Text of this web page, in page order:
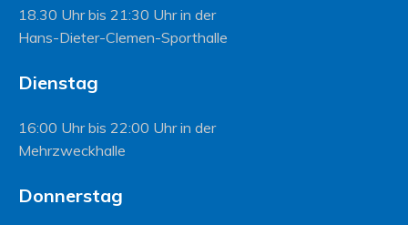
18.30 Uhr bis 21:30 Uhr in der
Hans-Dieter-Clemen-Sporthalle
Dienstag
16:00 Uhr bis 22:00 Uhr in der
Mehrzweckhalle
Donnerstag